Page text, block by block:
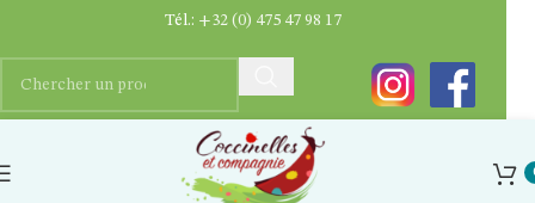
Tél.: +32 (0) 475 47 98 17